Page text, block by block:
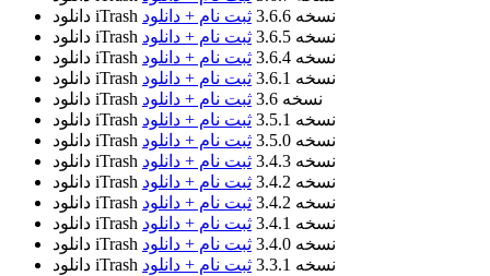
دانلود iTrash
نسخه 3.6.6
ثبت نام + دانلود
دانلود iTrash
نسخه 3.6.5
ثبت نام + دانلود
دانلود iTrash
نسخه 3.6.4
ثبت نام + دانلود
دانلود iTrash
نسخه 3.6.1
ثبت نام + دانلود
دانلود iTrash
نسخه 3.6
ثبت نام + دانلود
دانلود iTrash
نسخه 3.5.1
ثبت نام + دانلود
دانلود iTrash
نسخه 3.5.0
ثبت نام + دانلود
دانلود iTrash
نسخه 3.4.3
ثبت نام + دانلود
دانلود iTrash
نسخه 3.4.2
ثبت نام + دانلود
دانلود iTrash
نسخه 3.4.2
ثبت نام + دانلود
دانلود iTrash
نسخه 3.4.1
ثبت نام + دانلود
دانلود iTrash
نسخه 3.4.0
ثبت نام + دانلود
دانلود iTrash
نسخه 3.3.1 ثبت نام + دانلود